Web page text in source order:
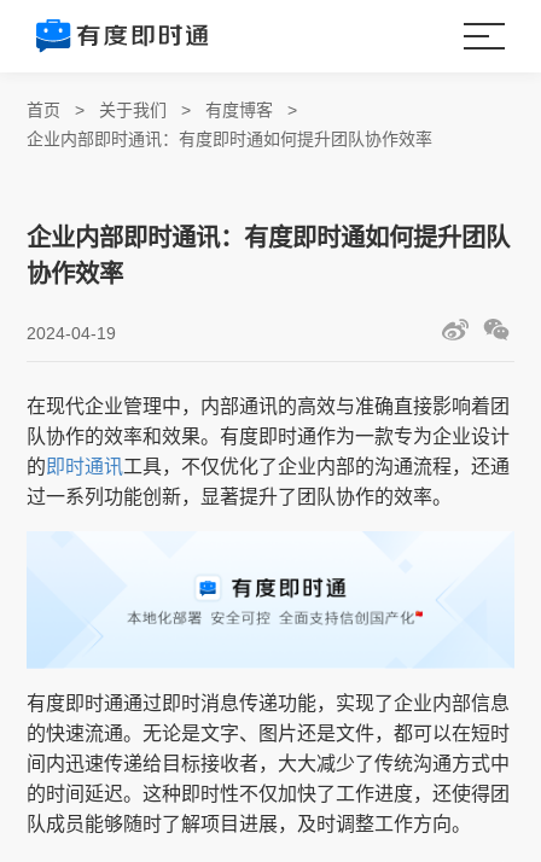
首页 > 关于我们 >有度博客 >
企业内部即时通讯：有度即时通如何提升团队协作效率
企业内部即时通讯：有度即时通如何提升团队
协作效率
2024-04-19
在现代企业管理中，内部通讯的高效与准确直接影响着团
队协作的效率和效果。有度即时通作为一款专为企业设计
的 即时通讯工具，不仅优化了企业内部的沟通流程，还通
过一系列功能创新，显著提升了团队协作的效率。
有度即时通通过即时消息传递功能，实现了企业内部信息
的快速流通。无论是文字、图片还是文件，都可以在短时
间内迅速传递给目标接收者，大大减少了传统沟通方式中
的时间延迟。这种即时性不仅加快了工作进度，还使得团
队成员能够随时了解项目进展，及时调整工作方向。